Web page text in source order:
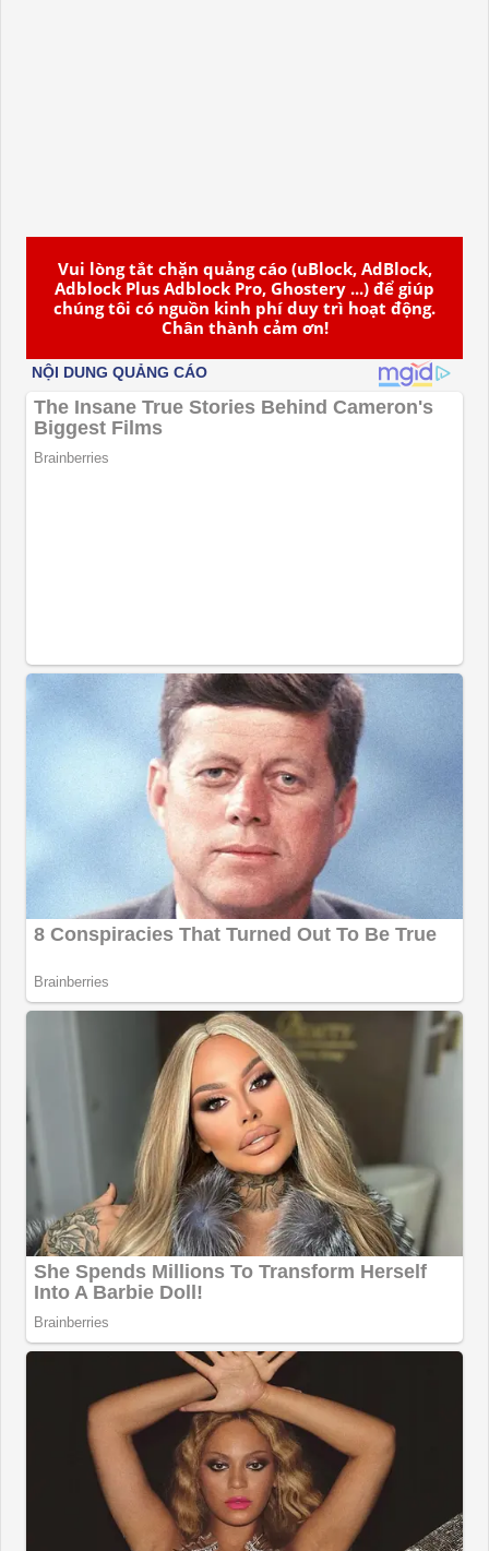
Vui lòng tắt chặn quảng cáo (uBlock, AdBlock,
Adblock Plus Adblock Pro, Ghostery ...) để giúp
chúng tôi có nguồn kinh phí duy trì hoạt động.
Chân thành cảm ơn!